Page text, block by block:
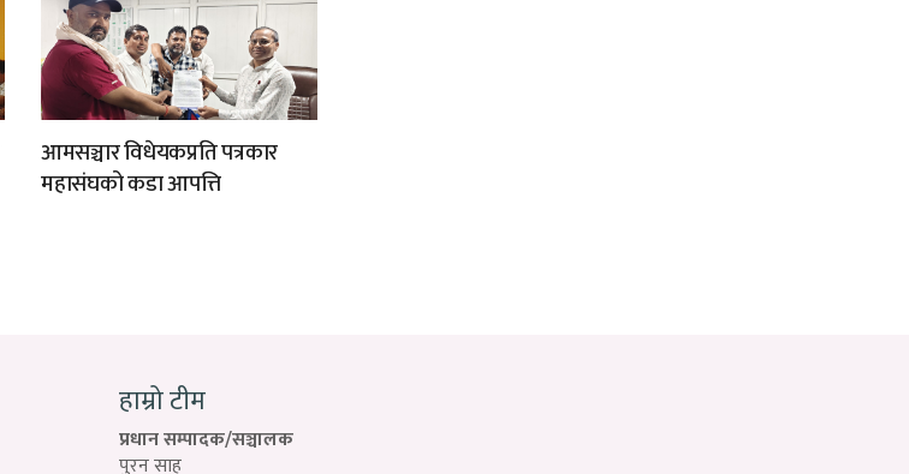
आमसञ्चार विधेयकप्रति पत्रकार
महासंघको कडा आपत्ति
हाम्रो टीम
प्रधान सम्पादक/सञ्चालक
पुरन साह